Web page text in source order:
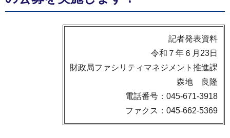
記者発表資料
令和７年６月23日
財政局ファシリティマネジメント推進課
森地 良隆
電話番号：045-671-3918
ファクス：045-662-5369